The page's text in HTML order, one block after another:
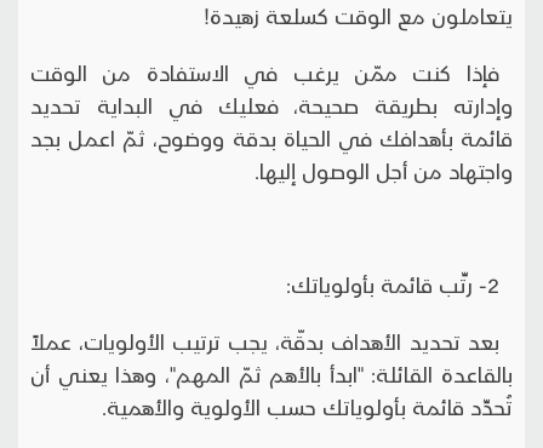
يتعاملون مع الوقت كسلعة زهيدة!
فإذا كنت ممّن يرغب في الاستفادة من الوقت
وإدارته بطريقة صحيحة، فعليك في البداية تحديد
قائمة بأهدافك في الحياة بدقة ووضوح، ثمّ اعمل بجد
واجتهاد من أجل الوصول إليها.
2- رتِّب قائمة بأولوياتك:
بعد تحديد الأهداف بدقّة، يجب ترتيب الأولويات، عملاً
بالقاعدة القائلة: "ابدأ بالأهم ثمّ المهم"، وهذا يعني أن
تُحدِّد قائمة بأولوياتك حسب الأولوية والأهمية.